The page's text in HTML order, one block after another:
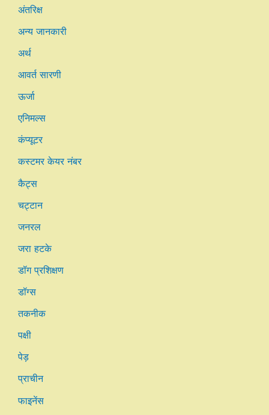
अंतरिक्ष
अन्य जानकारी
अर्थ
आवर्त सारणी
ऊर्जा
एनिमल्स
कंप्यूटर
कस्टमर केयर नंबर
कैट्स
चट्टान
जनरल
जरा हटके
डॉग प्रशिक्षण
डॉग्स
तकनीक
पक्षी
पेड़
प्राचीन
फाइनेंस